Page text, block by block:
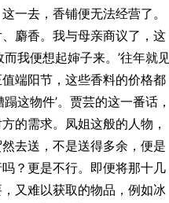
一去，香铺便无法经营了。
麝香。我与母亲商议了，这
我便想起婶子来。’往年就
端阳节，这些香料的价格都
这物件’。贾芸的这一番话，
的需求。凤姐这般的人物，
去送，不是送得多余，便是
？更是不行。即便将那十几
又难以获取的物品，例如冰